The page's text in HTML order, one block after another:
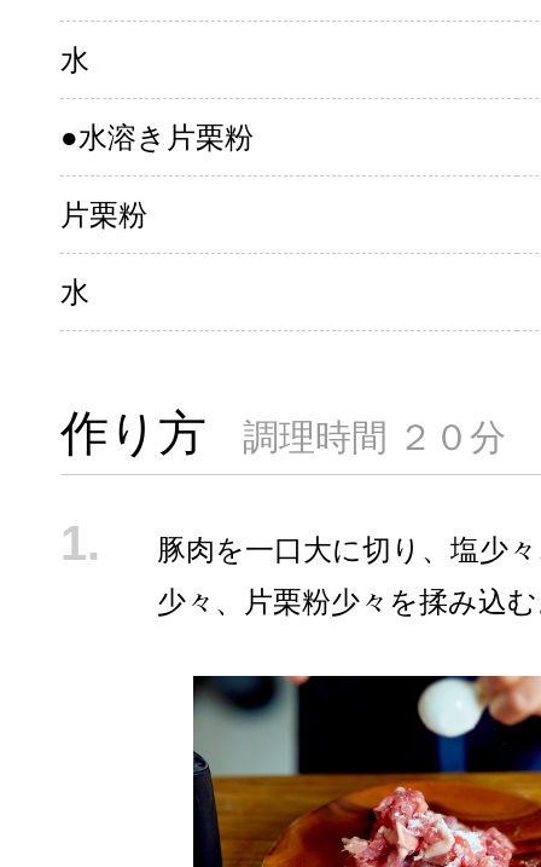
水
●水溶き片栗粉
片栗粉
水
作り方 調理時間 ２０分
豚肉を一口大に切り、塩少
少々、片栗粉少々を揉み込